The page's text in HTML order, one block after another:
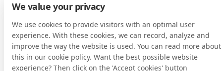
We value your privacy
We use cookies to provide visitors with an optimal user
experience. With these cookies, we can record, analyze and
improve the way the website is used. You can read more about
this in our cookie policy. Want the best possible website
experience? Then click on the 'Accept cookies' button